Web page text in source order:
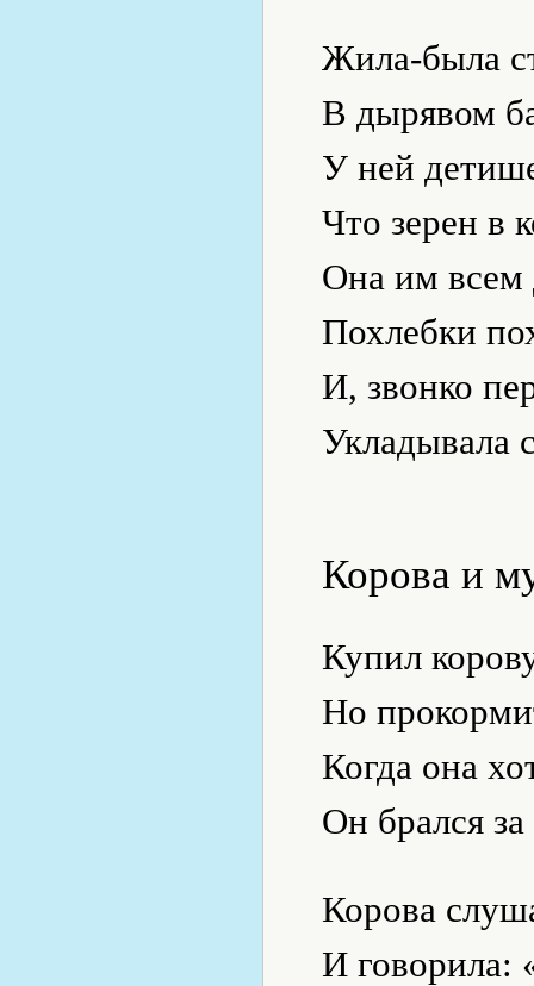
Жила-была
В дырявом
У ней
Что зерен в
Она им всем
Похлебки
И, звонко
Укладывала
Корова и
Купил
Но
Когда она
Он брался
Корова
И говорила: